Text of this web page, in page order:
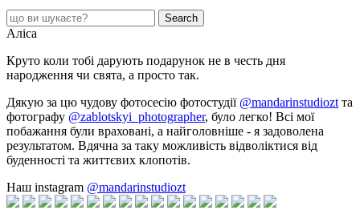
Аліса
Круто коли тобі дарують подарунок не в честь дня
народження чи свята, а просто так.
Дякую за цю чудову фотосесію фотостудії @mandarinstudiozt та
фотографу @zablotskyi_photographer, було легко! Всі мої
побажання були враховані, а найголовніше - я задоволена
результатом. Вдячна за таку можливість відволіктися від
буденності та життєвих клопотів.
Наш instagram @mandarinstudiozt